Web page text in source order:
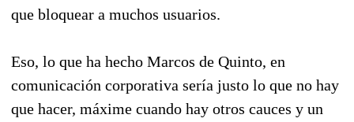
que bloquear a muchos usuarios.
Eso, lo que ha hecho Marcos de Quinto, en
comunicación corporativa sería justo lo que no hay
que hacer, máxime cuando hay otros cauces y un